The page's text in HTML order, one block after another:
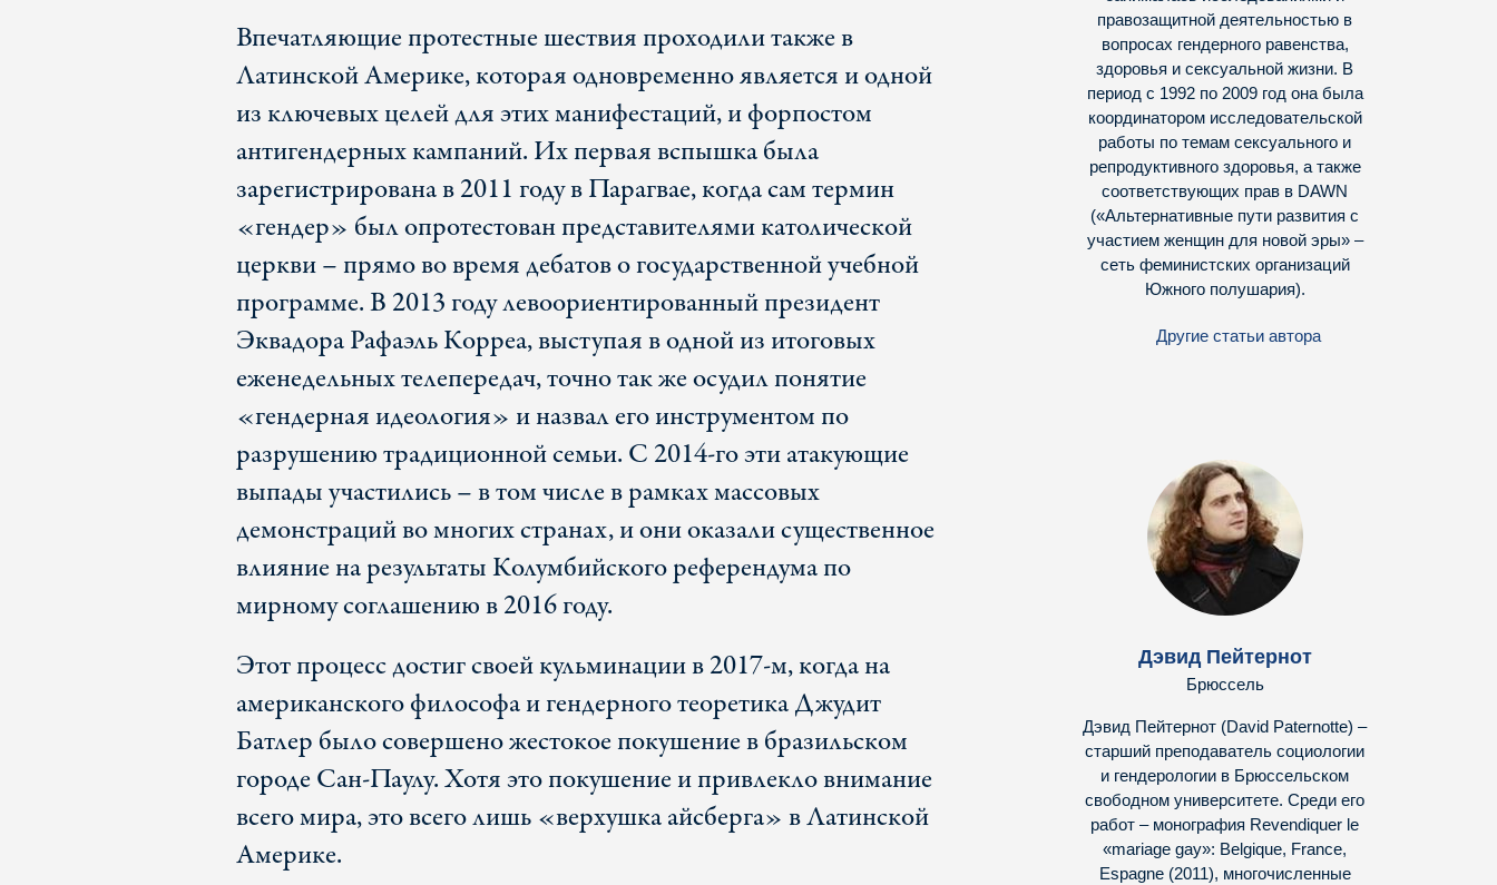
Впечатляющие протестные шествия проходили также в
Латинской Америке, которая одновременно является и одной
из ключевых целей для этих манифестаций, и форпостом
антигендерных кампаний. Их первая вспышка была
зарегистрирована в 2011 году в Парагвае, когда сам термин
«гендер» был опротестован представителями католической
церкви – прямо во время дебатов о государственной учебной
программе. В 2013 году левоориентированный президент
Эквадора Рафаэль Корреа, выступая в одной из итоговых
еженедельных телепередач, точно так же осудил понятие
«гендерная идеология» и назвал его инструментом по
разрушению традиционной семьи. С 2014-го эти атакующие
выпады участились – в том числе в рамках массовых
демонстраций во многих странах, и они оказали существенное
влияние на результаты Колумбийского референдума по
мирному соглашению в 2016 году.
Этот процесс достиг своей кульминации в 2017-м, когда на
американского философа и гендерного теоретика Джудит
Батлер было совершено жестокое покушение в бразильском
городе Сан-Паулу. Хотя это покушение и привлекло внимание
всего мира, это всего лишь «верхушка айсберга» в Латинской
Америке.
правозащитной деятельностью в
вопросах гендерного равенства,
здоровья и сексуальной жизни. В
период с 1992 по 2009 год она была
координатором исследовательской
работы по темам сексуального и
репродуктивного здоровья, а также
соответствующих прав в DAWN
(«Альтернативные пути развития с
участием женщин для новой эры» –
сеть феминистских организаций
Южного полушария).
Другие статьи автора
Дэвид Пейтернот
Брюссель
Дэвид Пейтернот (David Paternotte) –
старший преподаватель социологии
и гендерологии в Брюссельском
свободном университете. Среди его
работ – монография Revendiquer le
«mariage gay»: Belgique, France,
Espagne (2011), многочисленные